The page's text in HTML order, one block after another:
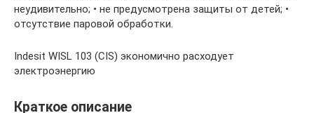
неудивительно; • не предусмотрена защиты от детей; •
отсутствие паровой обработки.
Indesit WISL 103 (CIS) экономично расходует
электроэнергию
Краткое описание